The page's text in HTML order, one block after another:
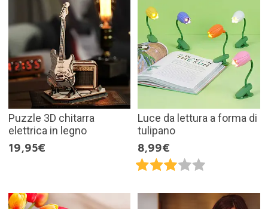
Puzzle 3D chitarra
elettrica in legno
19,95€
Luce da lettura a forma di
tulipano
8,99€